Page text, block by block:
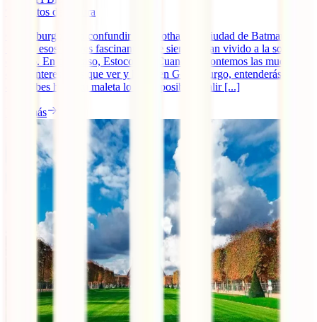
minutos de lectura
Gotemburgo – no confundir con Gotham, la ciudad de Batman – es
uno de esos lugares fascinantes que siempre han vivido a la sombra
de otro. En este caso, Estocolmo. Cuando te contemos las muchas
cosas interesantes que ver y hacer en Gotemburgo, entenderás por
qué debes hacer tu maleta lo antes posible y salir [...]
Leer más